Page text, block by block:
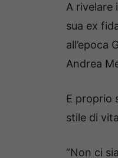
A rivelare
sua ex
all’epoca
Andrea
E proprio
stile di
“Non ci